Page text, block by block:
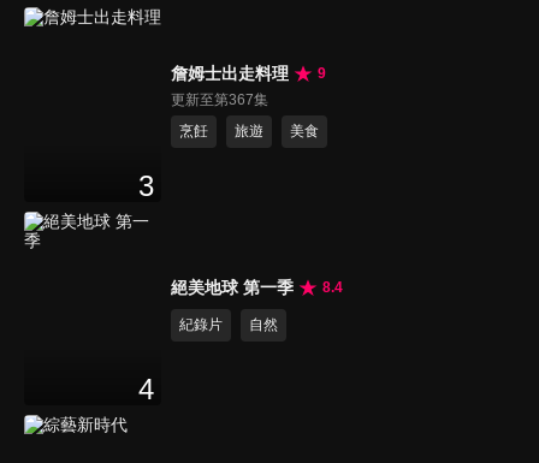
3
詹姆士出走料理
9
更新至第367集
烹飪
旅遊 美食
4
絕美地球 第一季 8.4
紀錄片 自然